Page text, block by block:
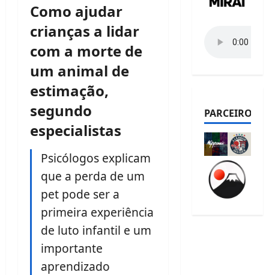
Como ajudar
crianças a lidar
com a morte de
um animal de
estimação,
segundo
especialistas
Psicólogos explicam
que a perda de um
pet pode ser a
primeira experiência
de luto infantil e um
importante
aprendizado
PARCEIROS